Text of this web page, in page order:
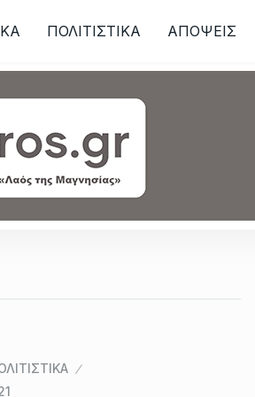
ΠΟΛΙΤΙΣΤΙΚΑ ΑΠΟΨΕΙΣ